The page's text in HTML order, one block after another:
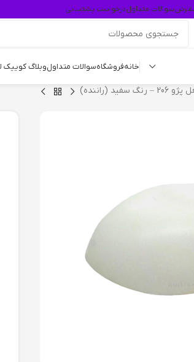
سوالات متداولدرخواست پشتیبانی
خانهفروشگاهسوالات متداولوبلاگ
(راننده)